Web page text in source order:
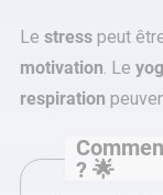
Le stress peut
motivation . Le
respiration
? 🌟